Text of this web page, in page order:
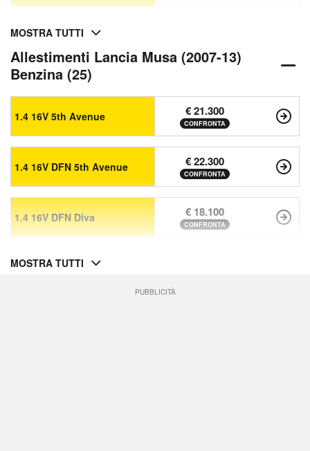
MOSTRA TUTTI
Allestimenti Lancia Musa (2007-13)
Benzina (25)
1.4 16V 5th Avenue € 21.300
CONFRONTA
1.4 16V DFN 5th Avenue € 22.300
CONFRONTA
1.4 16V DFN Diva € 18.100
CONFRONTA
MOSTRA TUTTI
PUBBLICITÀ